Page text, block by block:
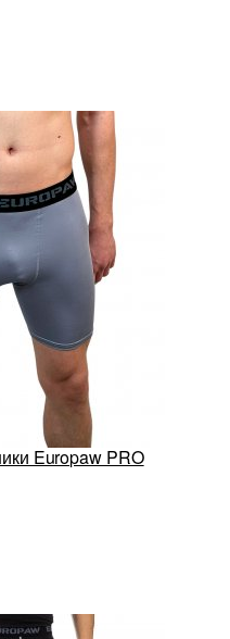
Europaw PRO